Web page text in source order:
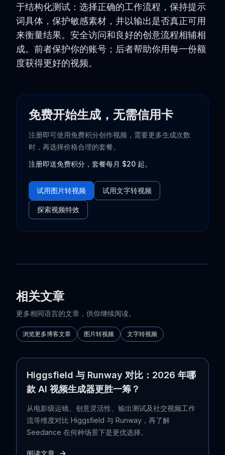
于结构化测试：选择正确的工作流程，保持提示
词具体，保护敏感素材，并以输出是否真正可用
来衡量结果。安全访问和良好的创意流程相辅相
成。前者保护你的账号；后者帮助你用每一份额
度获得更好的视频。
免费开始生成，无需信用卡
注册即可使用免费积分创作视频，需要更多生成次数
时，再选择价格合理的套餐。
注册即送免费积分，套餐每月 $20 起。
试用图片转视频 试用文字转视频
探索视频特效
相关文章
更多相同语言的文章，供你继续阅读。
浏览更多博客文章 图片转视频 文字转视频
Higgsfield 与 Runway 对比：2026 年哪
款 AI 视频生成器更胜一筹？
从电影级运镜、创意灵活性、输出测试及社交视频工作
流等维度对比 Higgsfield 与 Runway，再了解
Seedance 在何种场景下是更优选择。
阅读文章